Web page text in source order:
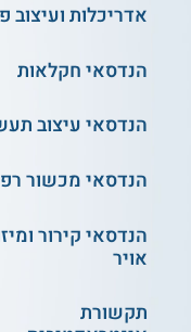
והידראוליקה
תנאי קבלה
כדי להתקבל ללימודי
יחידות. מתקבלים גם
הבחינות באנגלית,
אדריכלות ועיצוב
הנדסאי חקלאות
הנדסאי עיצוב
הנדסאי מכשור
הנדסאי קירור
אויר
תקשורת